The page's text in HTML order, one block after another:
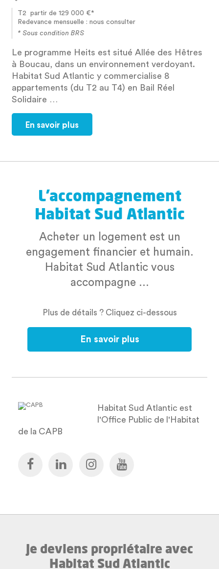
T2 partir de 129 000 €*
Redevance mensuelle : nous consulter
* Sous condition BRS
Le programme Heits est situé Allée des Hêtres
à Boucau, dans un environnement verdoyant.
Habitat Sud Atlantic y commercialise 8
appartements (du T2 au T4) en Bail Réel
Solidaire …
En savoir plus
L'accompagnement
Habitat Sud Atlantic
Acheter un logement est un
engagement financier et humain.
Habitat Sud Atlantic vous
accompagne ...
Plus de détails ? Cliquez ci-dessous
En savoir plus
Habitat Sud Atlantic est
l'Office Public de l'Habitat
de la CAPB
Je deviens propriétaire avec
Habitat Sud Atlantic